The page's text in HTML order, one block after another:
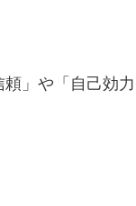
」や「自己効力